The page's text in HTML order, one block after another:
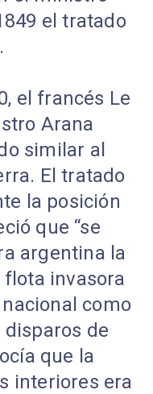
el tratado
el francés Le
Arana
similar al
El tratado
la posición
que “se
argentina la
invasora
como
disparos de
que la
interiores era